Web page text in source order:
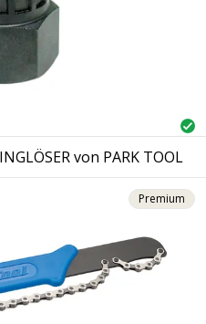
von PARK TOOL
Premium